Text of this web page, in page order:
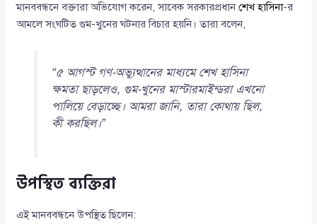
মানববন্ধনে বক্তারা অভিযোগ করেন, সাবেক সরকারপ্রধানশেখ হাসিনা-র
আমলে সংঘটিত গুম-খুনের ঘটনার বিচার হয়নি। তারা বলেন,
“৫ আগস্ট গণ-অভ্যুত্থানের মাধ্যমে শেখ হাসিনা
ক্ষমতা ছাড়লেও, গুম-খুনের মাস্টারমাইন্ডরা এখনো
পালিয়ে বেড়াচ্ছে। আমরা জানি, তারা কোথায় ছিল,
কী করছিল।”
উপস্থিত ব্যক্তিরা
এই মানববন্ধনে উপস্থিত ছিলেন: